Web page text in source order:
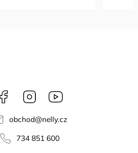
Facebook Instagram
obchod@nelly.cz
734 851 600